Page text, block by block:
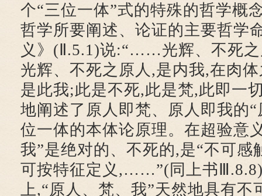
个“三位一体”式的特殊的哲学概
哲学所要阐述、论证的主要哲学
义》(Ⅱ.5.1)说:“……光辉、不死
光辉、不死之原人,是内我,在肉
是此我;此是不死,此是梵,此即一
地阐述了原人即梵、原人即我的
位一体的本体论原理。在超验意
我”是绝对的、不死的,是“不可感
可按特征定义,……”(同上书
上,“原人、梵、我”天然地具有不